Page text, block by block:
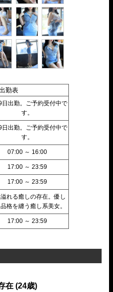
勤表
日出勤。ご予約受付中で
す。
日出勤。ご予約受付中で
す。
07:00 ～ 16:00
17:00 ～ 23:59
17:00 ～ 23:59
れる癒しの存在。優し
格を纏う癒し系美女。
17:00 ～ 23:59
在(24歳)